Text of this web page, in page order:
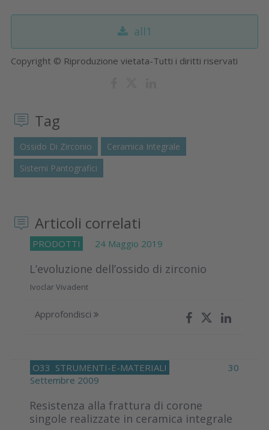
all1
Copyright © Riproduzione vietata-Tutti i diritti riservati
Tag
Ossido Di Zirconio
Ceramica Integrale
Sistemi Pantografici
Articoli correlati
PRODOTTI 24 Maggio 2019
L’evoluzione dell’ossido di zirconio
Ivoclar Vivadent
Approfondisci
O33 STRUMENTI-E-MATERIALI
30
Settembre 2009
Resistenza alla frattura di corone
singole realizzate in ceramica integrale